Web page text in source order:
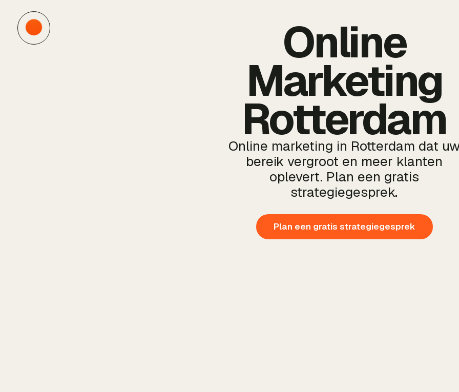
Online
Marketing
Rotterdam
Online marketing in Rotterdam dat
bereik vergroot en meer klanten
oplevert. Plan een gratis
strategiegesprek.
Plan een gratis strategiegesprek